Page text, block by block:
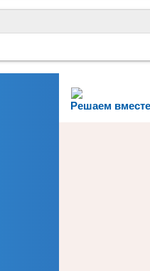
Решаем вместе